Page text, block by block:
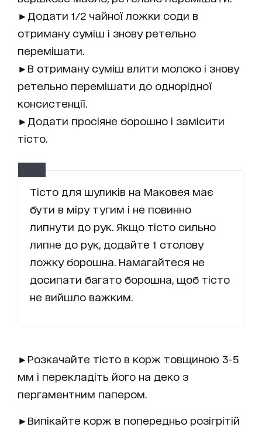
►Додати 1/2 чайної ложки соди в
отриману суміш і знову ретельно
перемішати.
►В отриману суміш влити молоко і знову
ретельно перемішати до однорідної
консистенції.
►Додати просіяне борошно і замісити
тісто.
Тісто для шуликів на Маковея має
бути в міру тугим і не повинно
липнути до рук. Якщо тісто сильно
липне до рук, додайте 1 столову
ложку борошна. Намагайтеся не
досипати багато борошна, щоб тісто
не вийшло важким.
►Розкачайте тісто в корж товщиною 3-5
мм і перекладіть його на деко з
пергаментним папером.
►Випікайте корж в попередньо розігрітій